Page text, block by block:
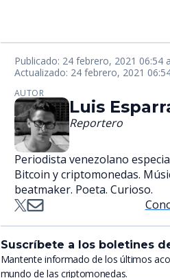
Publicado: 24 febrero, 2021 06:54
Actualizado: 24 febrero, 2021
AUTOR
Luis
Reportero
Periodista venezolano
Bitcoin y criptomonedas.
beatmaker. Poeta. Curioso.
Suscríbete a los boletines
Mantente informado de los últimos
mundo de las criptomonedas.